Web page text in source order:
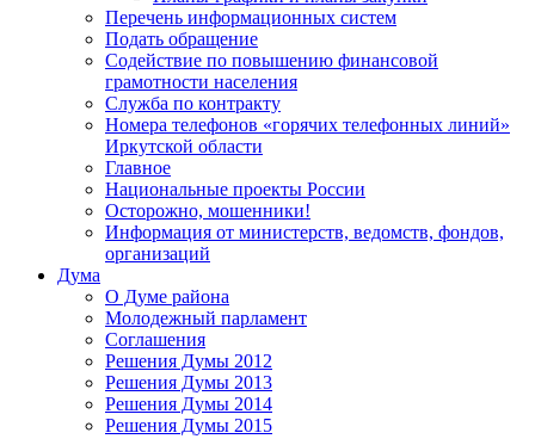
Перечень информационных систем
Подать обращение
Содействие по повышению финансовой
грамотности населения
Служба по контракту
Номера телефонов «горячих телефонных линий»
Иркутской области
Главное
Национальные проекты России
Осторожно, мошенники!
Информация от министерств, ведомств, фондов,
организаций
Дума
О Думе района
Молодежный парламент
Соглашения
Решения Думы 2012
Решения Думы 2013
Решения Думы 2014
Решения Думы 2015